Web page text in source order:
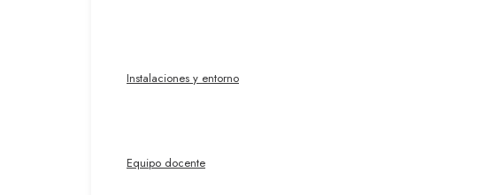
Instalaciones y entorno
Equipo docente